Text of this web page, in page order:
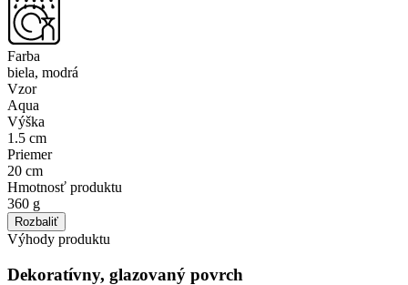
Farba
biela, modrá
Vzor
Aqua
Výška
1.5 cm
Priemer
20 cm
Hmotnosť produktu
360 g
Rozbaliť
Výhody produktu
Dekoratívny, glazovaný povrch